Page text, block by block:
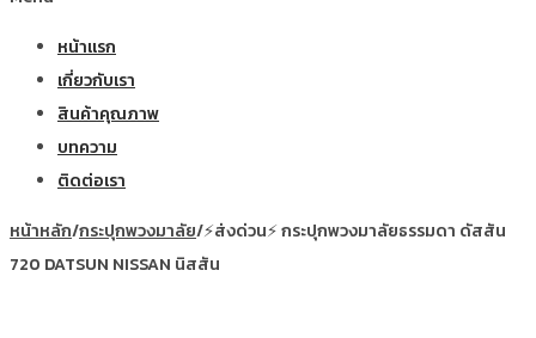
หน้าแรก
เกี่ยวกับเรา
สินค้าคุณภาพ
บทความ
ติดต่อเรา
หน้าหลัก/กระปุกพวงมาลัย/⚡ส่งด่วน⚡ กระปุกพวงมาลัยธรรมดา ดัสสัน
720 DATSUN NISSAN นิสสัน